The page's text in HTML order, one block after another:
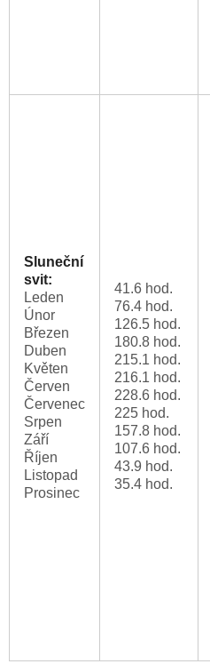
Sluneční
svit:
Leden
Únor
Březen
Duben
Květen
Červen
Červenec
Srpen
Září
Říjen
Listopad
Prosinec
41.6 hod.
76.4 hod.
126.5 hod.
180.8 hod.
215.1 hod.
216.1 hod.
228.6 hod.
225 hod.
157.8 hod.
107.6 hod.
43.9 hod.
35.4 hod.